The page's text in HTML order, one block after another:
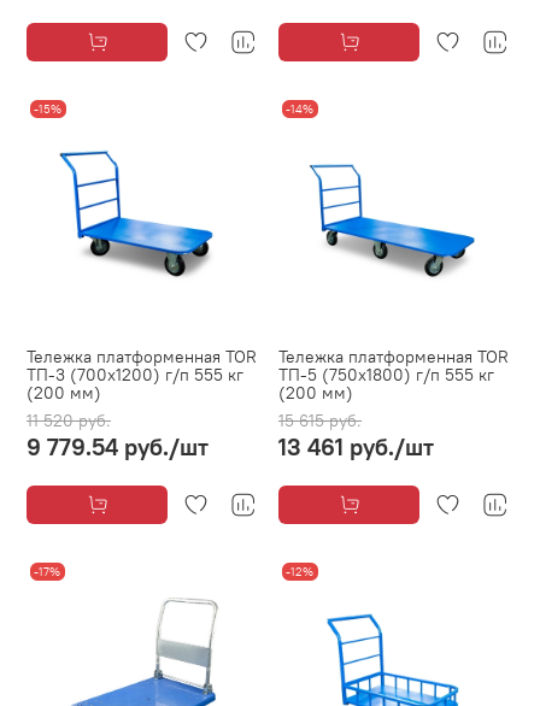
-15%
Тележка платформенная TOR
ТП-3 (700x1200) г/п 555 кг
(200 мм)
11 520 руб.
9 779.54 руб./шт
-14%
Тележка платформенная TOR
ТП-5 (750х1800) г/п 555 кг
(200 мм)
15 615 руб.
13 461 руб./шт
-17% -12%